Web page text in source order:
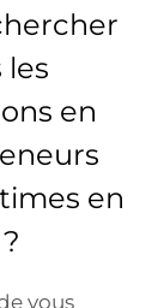
les
en
en
vous